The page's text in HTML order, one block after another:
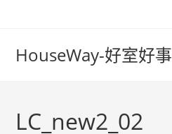
HouseWay-好室好事
LC_new2_02